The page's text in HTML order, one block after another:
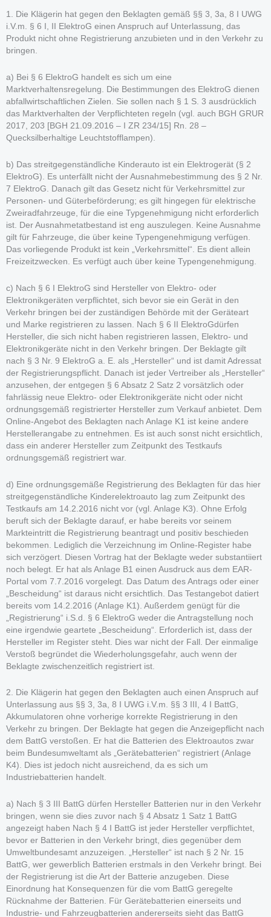
1. Die Klägerin hat gegen den Beklagten gemäß §§ 3, 3a, 8 I UWG
i.V.m. § 6 I, II ElektroG einen Anspruch auf Unterlassung, das
Produkt nicht ohne Registrierung anzubieten und in den Verkehr zu
bringen.
a) Bei § 6 ElektroG handelt es sich um eine
Marktverhaltensregelung. Die Bestimmungen des ElektroG dienen
abfallwirtschaftlichen Zielen. Sie sollen nach § 1 S. 3 ausdrücklich
das Marktverhalten der Verpflichteten regeln (vgl. auch BGH GRUR
2017, 203 [BGH 21.09.2016 – I ZR 234/15] Rn. 28 –
Quecksilberhaltige Leuchtstofflampen).
b) Das streitgegenständliche Kinderauto ist ein Elektrogerät (§ 2
ElektroG). Es unterfällt nicht der Ausnahmebestimmung des § 2 Nr.
7 ElektroG. Danach gilt das Gesetz nicht für Verkehrsmittel zur
Personen- und Güterbeförderung; es gilt hingegen für elektrische
Zweiradfahrzeuge, für die eine Typgenehmigung nicht erforderlich
ist. Der Ausnahmetatbestand ist eng auszulegen. Keine Ausnahme
gilt für Fahrzeuge, die über keine Typengenehmigung verfügen.
Das vorliegende Produkt ist kein „Verkehrsmittel“. Es dient allein
Freizeitzwecken. Es verfügt auch über keine Typengenehmigung.
c) Nach § 6 I ElektroG sind Hersteller von Elektro- oder
Elektronikgeräten verpflichtet, sich bevor sie ein Gerät in den
Verkehr bringen bei der zuständigen Behörde mit der Geräteart
und Marke registrieren zu lassen. Nach § 6 II ElektroGdürfen
Hersteller, die sich nicht haben registrieren lassen, Elektro- und
Elektronikgeräte nicht in den Verkehr bringen. Der Beklagte gilt
nach § 3 Nr. 9 ElektroG a. E. als „Hersteller“ und ist damit Adressat
der Registrierungspflicht. Danach ist jeder Vertreiber als „Hersteller“
anzusehen, der entgegen § 6 Absatz 2 Satz 2 vorsätzlich oder
fahrlässig neue Elektro- oder Elektronikgeräte nicht oder nicht
ordnungsgemäß registrierter Hersteller zum Verkauf anbietet. Dem
Online-Angebot des Beklagten nach Anlage K1 ist keine andere
Herstellerangabe zu entnehmen. Es ist auch sonst nicht ersichtlich,
dass ein anderer Hersteller zum Zeitpunkt des Testkaufs
ordnungsgemäß registriert war.
d) Eine ordnungsgemäße Registrierung des Beklagten für das hier
streitgegenständliche Kinderelektroauto lag zum Zeitpunkt des
Testkaufs am 14.2.2016 nicht vor (vgl. Anlage K3). Ohne Erfolg
beruft sich der Beklagte darauf, er habe bereits vor seinem
Markteintritt die Registrierung beantragt und positiv beschieden
bekommen. Lediglich die Verzeichnung im Online-Register habe
sich verzögert. Diesen Vortrag hat der Beklagte weder substantiiert
noch belegt. Er hat als Anlage B1 einen Ausdruck aus dem EAR-
Portal vom 7.7.2016 vorgelegt. Das Datum des Antrags oder einer
„Bescheidung“ ist daraus nicht ersichtlich. Das Testangebot datiert
bereits vom 14.2.2016 (Anlage K1). Außerdem genügt für die
„Registrierung“ i.S.d. § 6 ElektroG weder die Antragstellung noch
eine irgendwie geartete „Bescheidung“. Erforderlich ist, dass der
Hersteller im Register steht. Dies war nicht der Fall. Der einmalige
Verstoß begründet die Wiederholungsgefahr, auch wenn der
Beklagte zwischenzeitlich registriert ist.
2. Die Klägerin hat gegen den Beklagten auch einen Anspruch auf
Unterlassung aus §§ 3, 3a, 8 I UWG i.V.m. §§ 3 III, 4 I BattG,
Akkumulatoren ohne vorherige korrekte Registrierung in den
Verkehr zu bringen. Der Beklagte hat gegen die Anzeigepflicht nach
dem BattG verstoßen. Er hat die Batterien des Elektroautos zwar
beim Bundesumweltamt als „Gerätebatterien“ registriert (Anlage
K4). Dies ist jedoch nicht ausreichend, da es sich um
Industriebatterien handelt.
a) Nach § 3 III BattG dürfen Hersteller Batterien nur in den Verkehr
bringen, wenn sie dies zuvor nach § 4 Absatz 1 Satz 1 BattG
angezeigt haben Nach § 4 I BattG ist jeder Hersteller verpflichtet,
bevor er Batterien in den Verkehr bringt, dies gegenüber dem
Umweltbundesamt anzuzeigen. „Hersteller“ ist nach § 2 Nr. 15
BattG, wer gewerblich Batterien erstmals in den Verkehr bringt. Bei
der Registrierung ist die Art der Batterie anzugeben. Diese
Einordnung hat Konsequenzen für die vom BattG geregelte
Rücknahme der Batterien. Für Gerätebatterien einerseits und
Industrie- und Fahrzeugbatterien andererseits sieht das BattG